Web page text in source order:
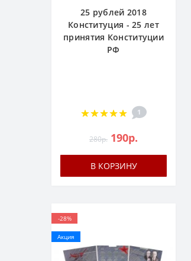
25 рублей 2018
Конституция - 25 лет
принятия Конституции
РФ
1
280р. 190р.
В КОРЗИНУ
-28%
Акция